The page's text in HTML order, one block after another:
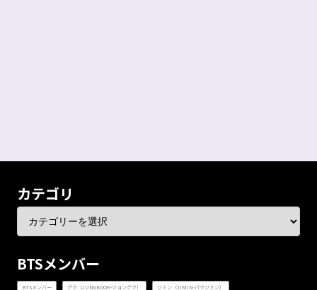
カテゴリ
BTSメンバー
BTSメンバー グク（JUNGKOOK-ジョングク） ジミン（JIMIN-パクジミン）